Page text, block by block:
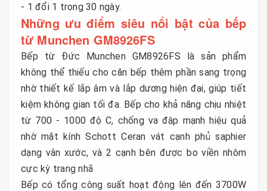
- 1 đổi 1 trong 30 ngày.
Những ưu điểm siêu nổi bật của bếp
từ Munchen GM8926FS
Bếp từ Đức Munchen GM8926FS là sản phẩm
không thể thiếu cho căn bếp thêm phần sang trọng
nhờ thiết kế lắp âm và lắp dương hiện đại, giúp tiết
kiệm không gian tối đa. Bếp cho khả năng chịu nhiệt
từ 700 - 1000 độ C, chống va đập mạnh hiệu quả
nhờ mặt kính Schott Ceran vát cạnh phủ saphier
dạng vân xước, và 2 cạnh bên được bo viền nhôm
cực kỳ trang nhã
Bếp có tổng công suất hoạt động lên đến 3700W